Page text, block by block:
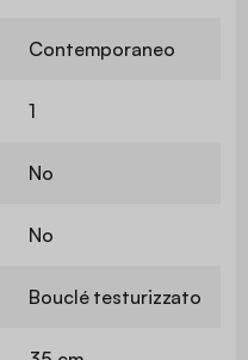
Contemporaneo
1
No
No
Bouclé testurizzato